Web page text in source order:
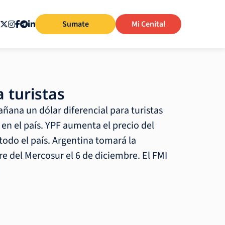
Sumate Mi Cenital
turistas
un dólar diferencial para turistas
el país. YPF aumenta el precio del
el país. Argentina tomará la
del Mercosur el 6 de diciembre. El FMI